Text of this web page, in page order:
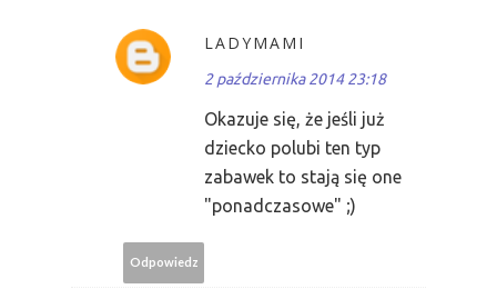
LADYMAMI
2 października 2014 23:18
Okazuje się, że jeśli już
dziecko polubi ten typ
zabawek to stają się one
"ponadczasowe" ;)
Odpowiedz